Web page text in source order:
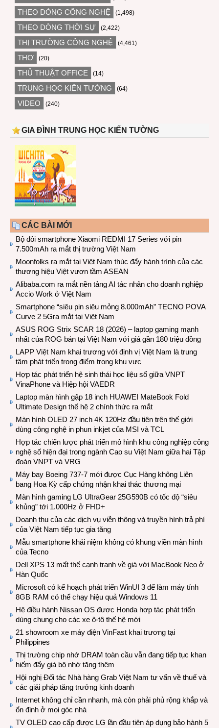
THEO DÒNG CÔNG NGHỆ (1,498)
THEO DÒNG THỜI SỰ (2,422)
THỊ TRƯỜNG CÔNG NGHỆ (4,461)
THƠ (20)
THỦ THUẬT OFFICE (14)
TRUNG HỌC KIẾN TƯỜNG (64)
VIDEO (240)
GIA ĐÌNH TRUNG HỌC KIẾN TƯỜNG
CÁC BÀI MỚI
Bộ đôi smartphone Xiaomi REDMI 17 Series với pin
7.500mAh ra mắt thị trường Việt Nam
Moonfolks ra mắt tại Việt Nam thúc đẩy hành trình của các
thương hiệu Việt vươn tầm ASEAN
Alibaba.com ra mắt nền tảng AI tác nhân cho doanh nghiệp
Accio Work ở Việt Nam
Smartphone “siêu pin siêu mỏng 8.000mAh” TECNO POVA
Curve 2 5Gra mắt tại Việt Nam
ASUS ROG Strix SCAR 18 (2026) – laptop gaming mạnh
nhất của ROG bán tại Việt Nam với giá gần 180 triệu đồng
LAPP Việt Nam khai trương với định vị Việt Nam là trung
tâm phát triển trọng điểm trong khu vực
Hợp tác phát triển hệ sinh thái học liệu số giữa VNPT
VinaPhone và Hiệp hội VAEDR
Laptop màn hình gập 18 inch HUAWEI MateBook Fold
Ultimate Design thế hệ 2 chính thức ra mắt
Màn hình OLED 27 inch 4K 120Hz đầu tiên trên thế giới
dùng công nghệ in phun inkjet của MSI và TCL
Hợp tác chiến lược phát triển mô hình khu công nghiệp công
nghệ số hiện đại trong ngành Cao su Việt Nam giữa hai Tập
đoàn VNPT và VRG
Máy bay Boeing 737-7 mới được Cục Hàng không Liên
bang Hoa Kỳ cấp chứng nhận khai thác thương mại
Màn hình gaming LG UltraGear 25G590B có tốc độ “siêu
khủng” tới 1.000Hz ở FHD+
Doanh thu của các dịch vụ viễn thông và truyền hình trả phí
của Việt Nam tiếp tục gia tăng
Mẫu smartphone khái niệm không có khung viền màn hình
của Tecno
Dell XPS 13 mất thế cạnh tranh về giá với MacBook Neo ở
Hàn Quốc
Microsoft có kế hoạch phát triển WinUI 3 để làm máy tính
8GB RAM có thể chạy hiệu quả Windows 11
Hệ điều hành Nissan OS được Honda hợp tác phát triển
dùng chung cho các xe ô-tô thế hệ mới
21 showroom xe máy điện VinFast khai trương tại
Philippines
Thị trường chip nhớ DRAM toàn cầu vẫn đang tiếp tục khan
hiếm đẩy giá bộ nhớ tăng thêm
Hội nghị Đối tác Nhà hàng Grab Việt Nam tư vấn về thuế và
các giải pháp tăng trưởng kinh doanh
Internet không chỉ cần nhanh, mà còn phải phủ rộng khắp và
ổn định ở mọi góc nhà
TV OLED cao cấp được LG lần đầu tiên áp dụng bảo hành 5